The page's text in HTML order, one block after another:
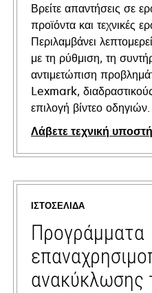
Βρείτε απαντήσεις σε
προϊόντα και τεχνικές
Περιλαμβάνει
με τη ρύθμιση, τη
αντιμετώπιση
Lexmark,
επιλογή βίντεο οδηγιών.
Λάβετε τεχνική
opens
in
new
tab
ΙΣΤΟΣΕΛΊΔΑ
Προγράμματα
ανακύκλωσης